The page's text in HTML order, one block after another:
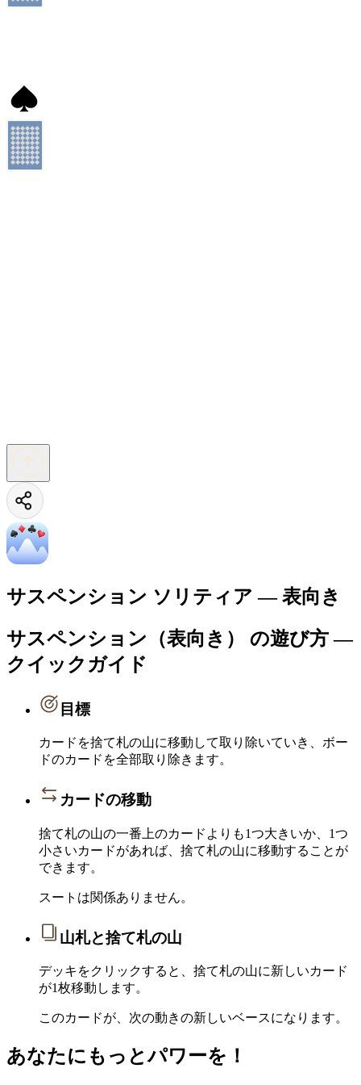
サスペンション ソリティア — 表向き
サスペンション（表向き） の遊び方 —
クイックガイド
目標
カードを捨て札の山に移動して取り除いていき、ボー
ドのカードを全部取り除きます。
カードの移動
捨て札の山の一番上のカードよりも1つ大きいか、1つ
小さいカードがあれば、捨て札の山に移動することが
できます。
スートは関係ありません。
山札と捨て札の山
デッキをクリックすると、捨て札の山に新しいカード
が1枚移動します。
このカードが、次の動きの新しいベースになります。
あなたにもっとパワーを！